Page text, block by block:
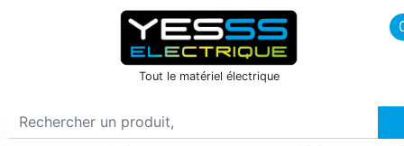
icon menu burger
Tout le matériel électrique